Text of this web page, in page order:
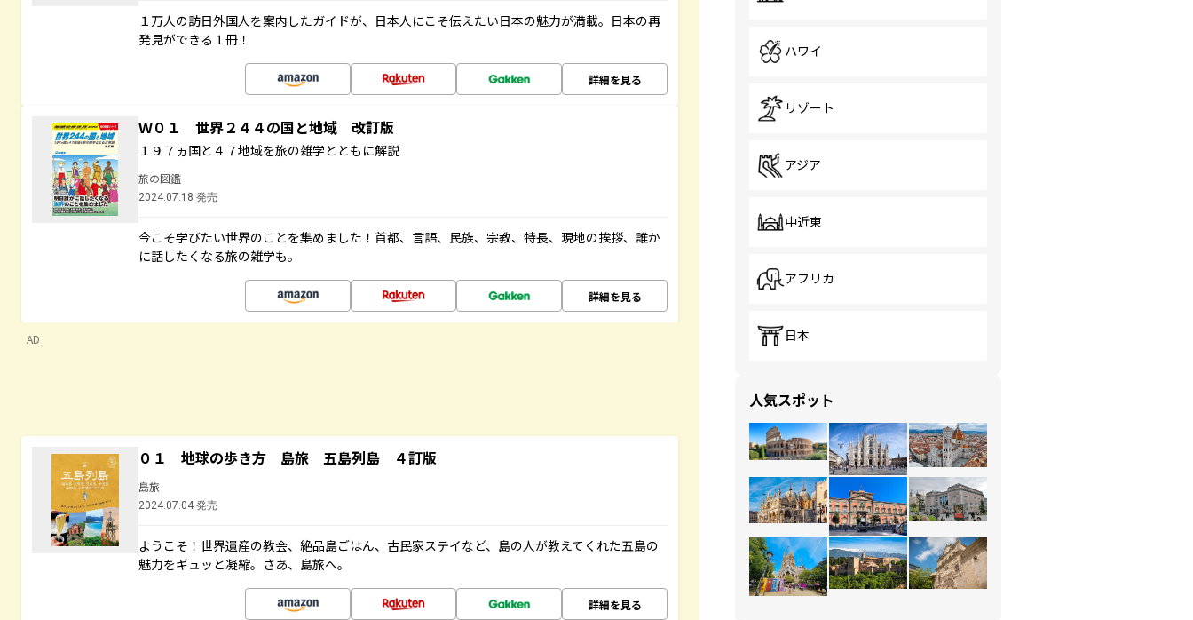
１万人の訪日外国人を案内したガイドが、日本人にこそ伝えたい日本の魅力が満載。日本の再
発見ができる１冊！
詳細を見る
Ｗ０１ 世界２４４の国と地域 改訂版
１９７ヵ国と４７地域を旅の雑学とともに解説
旅の図鑑
2024.07.18 発売
今こそ学びたい世界のことを集めました！首都、言語、民族、宗教、特長、現地の挨拶、誰か
に話したくなる旅の雑学も。
詳細を見る
AD
０１ 地球の歩き方 島旅 五島列島 ４訂版
島旅
2024.07.04 発売
ようこそ！世界遺産の教会、絶品島ごはん、古民家ステイなど、島の人が教えてくれた五島の
魅力をギュッと凝縮。さあ、島旅へ。
詳細を見る
ハワイ
リゾート
アジア
中近東
アフリカ
日本
人気スポット